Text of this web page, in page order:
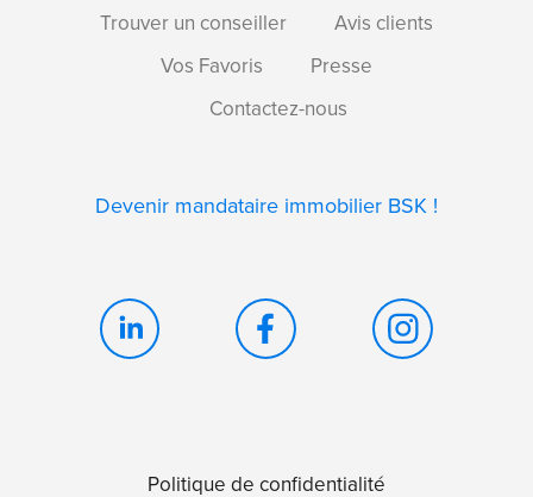
Trouver un conseiller
Avis clients
Vos Favoris
Presse
Contactez-nous
Devenir mandataire immobilier BSK !
Politique de confidentialité